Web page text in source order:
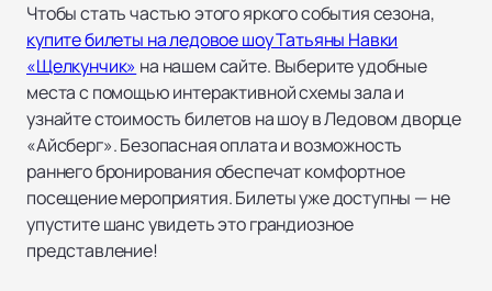
Чтобы стать частью этого яркого события сезона,
купите билеты на ледовое шоу Татьяны Навки
«Щелкунчик» на нашем сайте. Выберите удобные
места с помощью интерактивной схемы зала и
узнайте стоимость билетов на шоу в Ледовом дворце
«Айсберг». Безопасная оплата и возможность
раннего бронирования обеспечат комфортное
посещение мероприятия. Билеты уже доступны — не
упустите шанс увидеть это грандиозное
представление!